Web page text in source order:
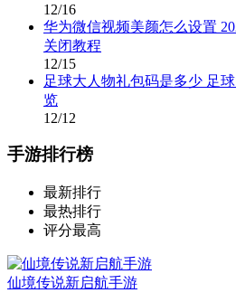
12/16
华为微信视频美颜怎么设置
关闭教程
12/15
足球大人物礼包码是多少 足
览
12/12
手游排行榜
最新排行
最热排行
评分最高
仙境传说新启航手游